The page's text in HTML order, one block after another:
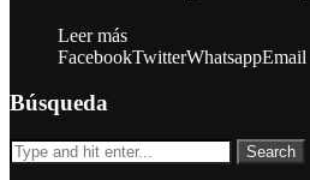
Leer más
FacebookTwitterWhatsappEmail
Búsqueda